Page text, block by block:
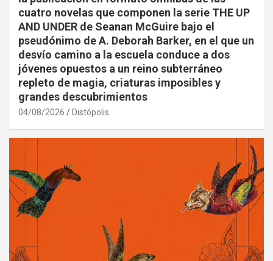
cuatro novelas que componen la serie THE UP
AND UNDER de Seanan McGuire bajo el
pseudónimo de A. Deborah Barker, en el que un
desvío camino a la escuela conduce a dos
jóvenes opuestos a un reino subterráneo
repleto de magia, criaturas imposibles y
grandes descubrimientos
04/08/2026 Distópolis